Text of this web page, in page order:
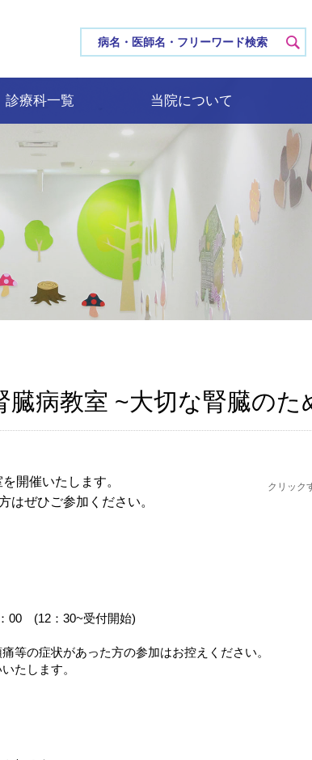
三重大学病院 MIE UNIVERSITY
診療科一覧 当院について
臓病教室 ~大切な腎臓のた
クリック
開催いたします。
はぜひご参加ください。
：00 (12：30~受付開始)
等の症状があった方の参加はお控えください。
たします。